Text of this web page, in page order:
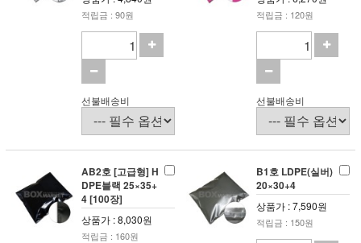
적립금 : 90원
선불배송비
적립금 : 120원
선불배송비
AB2호 [고급형] H
DPE블랙 25×35+
4 [100장]
상품가 : 8,030원
적립금 : 160원
B1호 LDPE(실버)
20×30+4
상품가 : 7,590원
적립금 : 150원